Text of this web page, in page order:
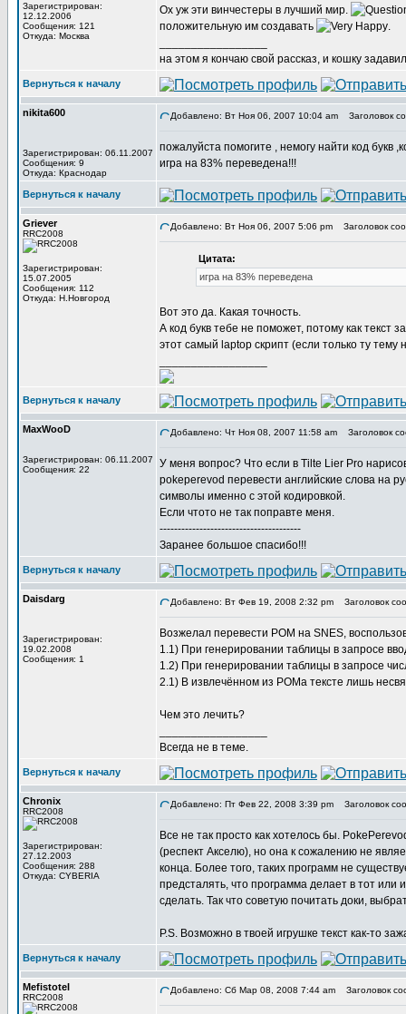
Зарегистрирован:
12.12.2006
Сообщения: 121
Откуда: Москва
Ох уж эти винчестеры в лучший мир.
положительную им создавать
.
на этом я кончаю свой рассказ, и кошку
Вернуться к началу
nikita600
Зарегистрирован: 06.11.2007
Сообщения: 9
Откуда: Краснодар
Добавлено: Вт Ноя 06, 2007 10:04 am Заголовок
пожалуйста помогите , немогу найти код букв
игра на 83% переведена!!!
Вернуться к началу
Griever
RRC2008
Зарегистрирован:
15.07.2005
Сообщения: 112
Откуда: Н.Новгород
Добавлено: Вт Ноя 06, 2007 5:06 pm Заголовок
Цитата:
игра на 83% переведена
Вот это да. Какая точность.
А код букв тебе не поможет, потому как текст
этот самый laptop скрипт (если только ту тему
Вернуться к началу
MaxWooD
Зарегистрирован: 06.11.2007
Сообщения: 22
Добавлено: Чт Ноя 08, 2007 11:58 am Заголовок
У меня вопрос? Что если в Tilte Lier Pro
pokeperevod перевести английские слова на
символы именно с этой кодировкой.
Если чтото не так поправте меня.
---------------------------------------
Заранее большое спасибо!!!
Вернуться к началу
Daisdarg
Зарегистрирован:
19.02.2008
Сообщения: 1
Добавлено: Вт Фев 19, 2008 2:32 pm Заголовок
Возжелал перевести РОМ на SNES,
1.1) При генерировании таблицы в запросе
1.2) При генерировании таблицы в запросе
2.1) В извлечённом из РОМа тексте лишь
Чем это лечить?
Всегда не в теме.
Вернуться к началу
Chronix
RRC2008
Зарегистрирован:
27.12.2003
Сообщения: 288
Откуда: CYBERIA
Добавлено: Пт Фев 22, 2008 3:39 pm Заголовок
Все не так просто как хотелось бы.
(респект Акселю), но она к сожалению не
конца. Более того, таких программ не
предсталять, что программа делает в тот или
сделать. Так что советую почитать доки,
P.S. Возможно в твоей игрушке текст как-то
Вернуться к началу
Mefistotel
RRC2008
Добавлено: Сб Мар 08, 2008 7:44 am Заголовок